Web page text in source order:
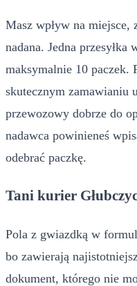
Masz wpływ na miejsce,
nadana. Jedna
maksymalnie 10 paczek.
skutecznym zamawianiu
przewozowy dobrze do
nadawca powinieneś
odebrać paczkę.
Tani kurier
Pola z gwiazdką w
bo zawierają
dokument, którego nie